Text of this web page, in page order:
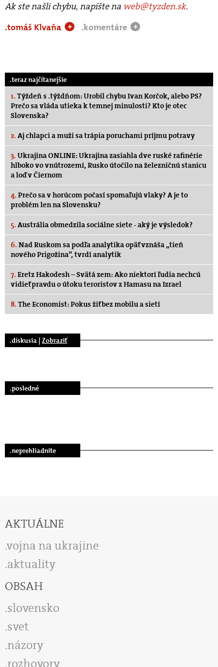
Ak ste našli chybu, napíšte na web@tyzden.sk.
.tomáš Klvaňa
+ .komentáre +
.teraz najčítanejšie
1. Týždeň s .týždňom: Urobil chybu Ivan Korčok, alebo PS?
Prečo sa vláda utieka k temnej minulosti? Kto je otec
Slovenska?
2. Aj chlapci a muži sa trápia poruchami príjmu potravy
3. Ukrajina ONLINE: Ukrajina zasiahla dve ruské rafinérie
hlboko vo vnútrozemí, Rusko útočilo na železničnú stanicu
a loď v Čiernom
4. Prečo sa v horúcom počasí spomaľujú vlaky? A je to
problém len na Slovensku?
5. Austrália obmedzila sociálne siete - aký je výsledok?
6. Nad Ruskom sa podľa analytika opäť vznáša „tieň
nového Prigožina“, tvrdí analytik
7. Eretz Hakodesh – Svätá zem: Ako niektorí ľudia nechcú
vidieť pravdu o útoku teroristov z Hamasu na Izrael
8. The Economist: Pokus žiť bez mobilu a sietí
.diskusia | Zobraziť
.posledné
.neprehliadnite
AKTUÁLNE
vojna na ukrajine
aktuality
OBSAH
slovensko
svet
názory
rozhovory